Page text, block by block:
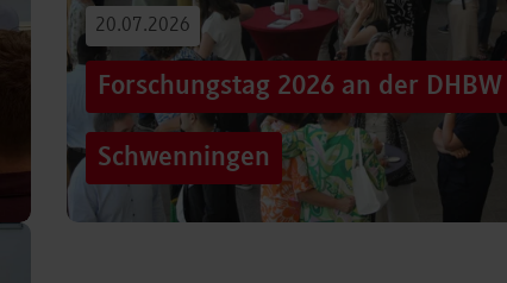
20.07.2026
Forschungstag 2026 an der
Schwenningen
Grenzen überschreiten – und dennoch eine